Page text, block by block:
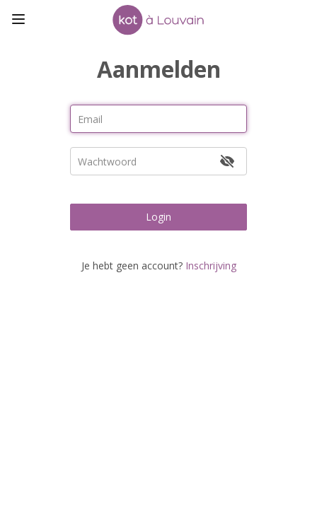
Aanmelden
Login
Je hebt geen account? Inschrijving